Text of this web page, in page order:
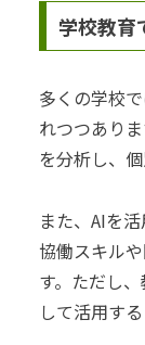
学校教育
多くの学校
れつつあり
を分析し、
また、AIを
協働スキル
す。ただし
して活用す